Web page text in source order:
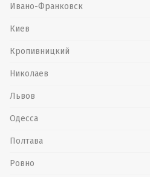
Ивано-Франковск
Киев
Кропивницкий
Николаев
Львов
Одесса
Полтава
Ровно